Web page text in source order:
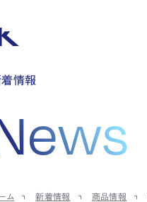
情報
ム 新着情報 商品情報